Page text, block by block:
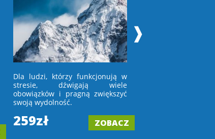
Dla ludzi, którzy funkcjonują w
stresie, dźwigają wiele
obowiązków i pragną zwiększyć
swoją wydolność.
259zł ZOBACZ
❱